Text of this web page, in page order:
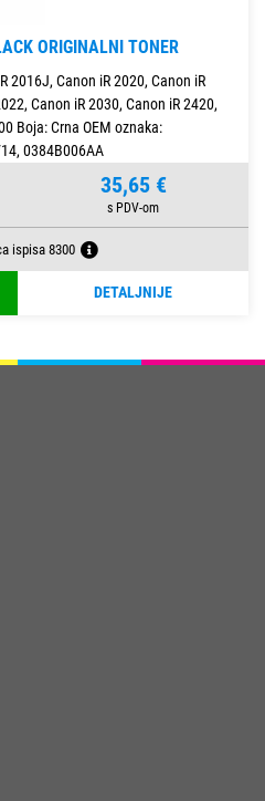
ORIGINALNI TONER
2016J, Canon iR 2020, Canon iR
Canon iR 2030, Canon iR 2420,
Boja: Crna OEM oznaka:
0384B006AA
35,65 €
ispisa 8300
DETALJNIJE